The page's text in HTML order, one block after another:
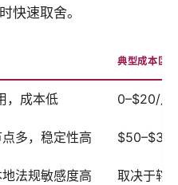
快速取舍。
典型成本区间
，成本低 0–$20/月
多，稳定性高
法规敏感度高 取决于辖